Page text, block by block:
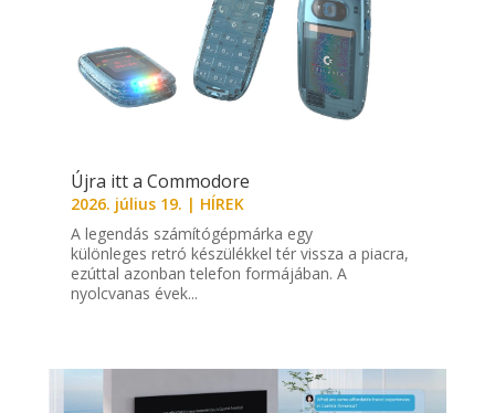
Újra itt a Commodore
2026. július 19. | HÍREK
A legendás számítógépmárka egy
különleges retró készülékkel tér vissza a piacra,
ezúttal azonban telefon formájában. A
nyolcvanas évek...